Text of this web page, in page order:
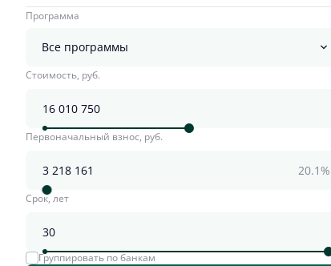
Программа
Все программы
Стоимость, руб.
Первоначальный взнос, руб.
20.1%
Срок, лет
Группировать по банкам